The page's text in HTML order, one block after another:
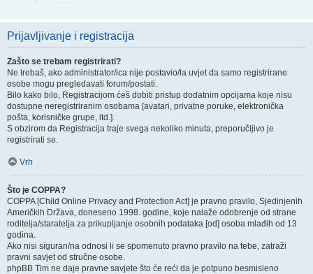
Prijavljivanje i registracija
Zašto se trebam registrirati?
Ne trebaš, ako administrator/ica nije postavio/la uvjet da samo registrirane
osobe mogu pregledavati forum/postati.
Bilo kako bilo, Registracijom ćeš dobiti pristup dodatnim opcijama koje nisu
dostupne neregistriranim osobama [avatari, privatne poruke, elektronička
pošta, korisničke grupe, itd.].
S obzirom da Registracija traje svega nekoliko minuta, preporučljivo je
registrirati se.
Vrh
Što je COPPA?
COPPA [Child Online Privacy and Protection Act] je pravno pravilo, Sjedinjenih
Američkih Država, doneseno 1998. godine, koje nalaže odobrenje od strane
roditelja/staratelja za prikupljanje osobnih podataka [od] osoba mlađih od 13
godina.
Ako nisi siguran/na odnosi li se spomenuto pravno pravilo na tebe, zatraži
pravni savjet od stručne osobe.
phpBB Tim ne daje pravne savjete što će reći da je potpuno besmisleno